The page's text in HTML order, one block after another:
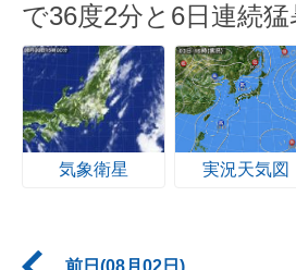
で36度2分と6日連続猛
気象衛星 実況天気図